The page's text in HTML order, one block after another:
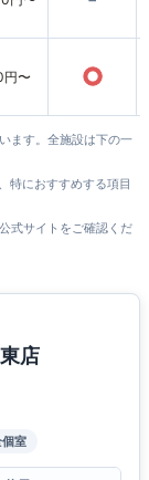
円〜 ○
ます。全施設は下の一
特におすすめする項目
式サイトをご確認くだ
店
室